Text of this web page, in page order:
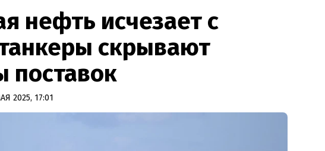
нефть исчезает с
скрывают
поставок
2025, 17:01